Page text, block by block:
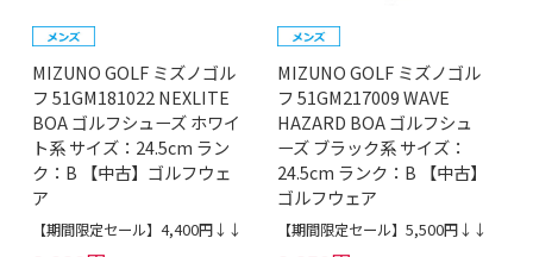
MIZUNO GOLF ミズノゴル
フ 51GM181022 NEXLITE
BOA ゴルフシューズ ホワイ
ト系 サイズ：24.5cm ラン
ク：B 【中古】ゴルフウェ
ア
【期間限定セール】4,400円↓↓
MIZUNO GOLF ミズノゴル
フ 51GM217009 WAVE
HAZARD BOA ゴルフシュ
ーズ ブラック系 サイズ：
24.5cm ランク：B 【中古】
ゴルフウェア
【期間限定セール】5,500円↓↓